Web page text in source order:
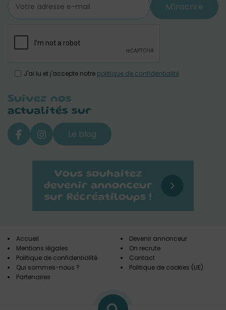
M'inscrire
J'ai lu et j'accepte notre politique de confidentialité
Suivez nos
actualités sur
Le blog
Accueil
Mentions légales
Politique de confidentialité
Qui sommes-nous ?
Partenaires
Devenir annonceur
On recrute
Contact
Politique de cookies (UE)